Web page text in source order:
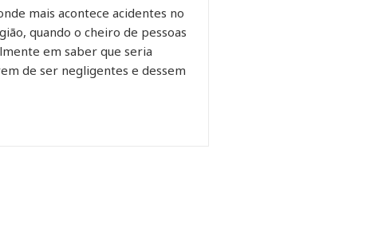
mais acontece acidentes no
quando o cheiro de pessoas
em saber que seria
de ser negligentes e dessem